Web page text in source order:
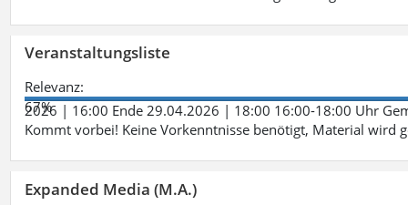
Veranstaltungsliste
Relevanz:
67%
2026 | 16:00 Ende 29.04.2026 | 18:00 16:00-18:00 Uhr
Kommt vorbei! Keine Vorkenntnisse benötigt, Material wird
Expanded Media (M.A.)